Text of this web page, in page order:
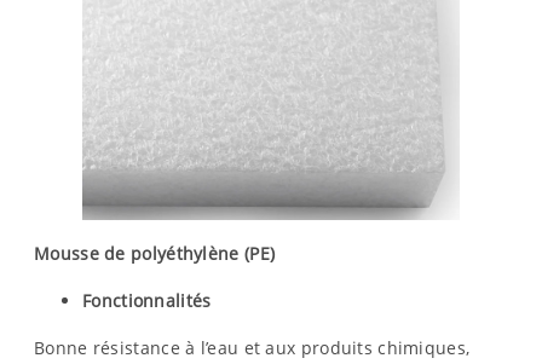
Mousse de polyéthylène (PE)
Fonctionnalités
Bonne résistance à l’eau et aux produits chimiques,